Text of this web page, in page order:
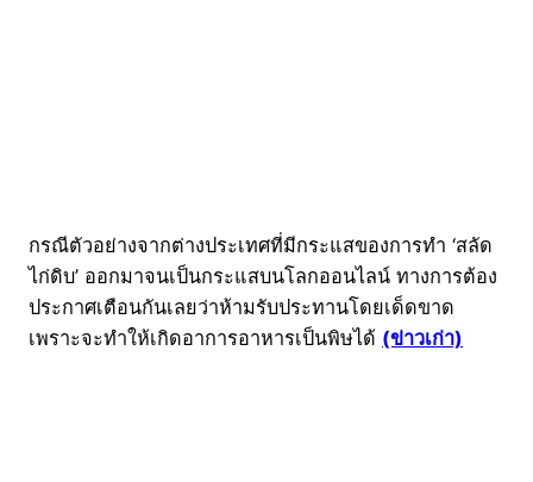
กรณีตัวอย่างจากต่างประเทศที่มีกระแสของการทำ ‘สลัด
ไก่ดิบ’ ออกมาจนเป็นกระแสบนโลกออนไลน์ ทางการต้อง
ประกาศเตือนกันเลยว่าห้ามรับประทานโดยเด็ดขาด
เพราะจะทำให้เกิดอาการอาหารเป็นพิษได้ (ข่าวเก่า)